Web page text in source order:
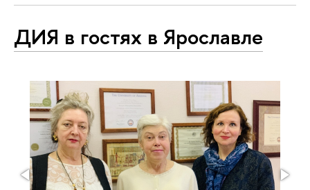
ДИЯ в гостях в Ярославле